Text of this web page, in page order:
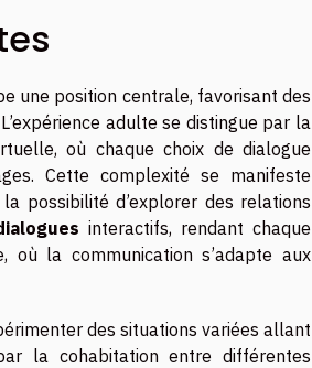
une position centrale, favorisant des
adulte se distingue par la
où chaque choix de dialogue
Cette complexité se manifeste
possibilité d’explorer des relations
interactifs, rendant chaque
où la communication s’adapte aux
des situations variées allant
la cohabitation entre différentes